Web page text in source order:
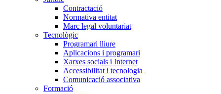
Contractació
Normativa entitat
Marc legal voluntariat
Tecnològic
Programari lliure
Aplicacions i programari
Xarxes socials i Internet
Accessibilitat i tecnologia
Comunicació associativa
Formació